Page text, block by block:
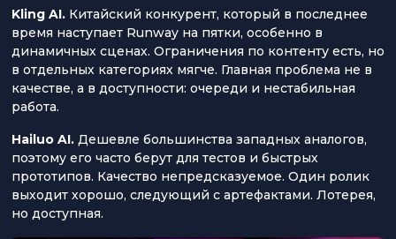
Kling AI. Китайский конкурент, который в последнее
время наступает Runway на пятки, особенно в
динамичных сценах. Ограничения по контенту есть, но
в отдельных категориях мягче. Главная проблема не в
качестве, а в доступности: очереди и нестабильная
работа.
Hailuo AI. Дешевле большинства западных аналогов,
поэтому его часто берут для тестов и быстрых
прототипов. Качество непредсказуемое. Один ролик
выходит хорошо, следующий с артефактами. Лотерея,
но доступная.